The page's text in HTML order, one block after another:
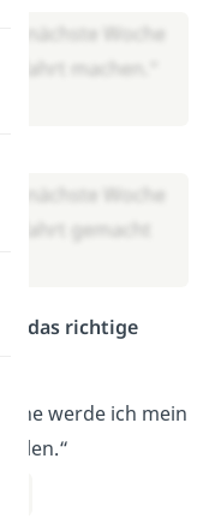
nächste Woche
machen.“
nächste Woche
gemacht
das richtige
werde ich mein